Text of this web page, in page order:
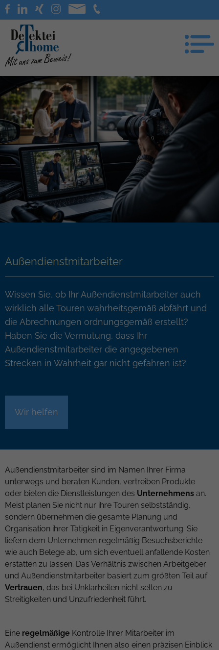
Außendienstmitarbeiter
Wissen Sie, ob Ihr Außendienstmitarbeiter auch
wirklich alle Touren wahrheitsgemäß abfährt und
die Abrechnungen ordnungsgemäß erstellt?
Haben Sie die Vermutung, dass Ihr
Außendienstmitarbeiter die angegebenen
Strecken in Wahrheit gar nicht gefahren ist?
Wir helfen
Außendienstmitarbeiter sind im Namen Ihrer Firma
unterwegs und beraten Kunden, vertreiben Produkte
oder bieten die Dienstleistungen des Unternehmens an.
Meist planen Sie nicht nur ihre Touren selbstständig,
sondern übernehmen die gesamte Planung und
Organisation ihrer Tätigkeit in Eigenverantwortung. Sie
liefern dem Unternehmen regelmäßig Besuchsberichte
wie auch Belege ab, um sich eventuell anfallende Kosten
erstatten zu lassen. Das Verhältnis zwischen Arbeitgeber
und Außendienstmitarbeiter basiert zum größten Teil auf
Vertrauen, das bei Unklarheiten nicht selten zu
Streitigkeiten und Unzufriedenheit führt.
Eine regelmäßige Kontrolle Ihrer Mitarbeiter im
Außendienst ermöglicht Ihnen also einen präzisen Einblick